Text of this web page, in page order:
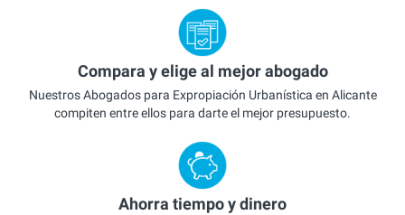
Compara y elige al mejor abogado
Nuestros Abogados para Expropiación Urbanística en Alicante
compiten entre ellos para darte el mejor presupuesto.
Ahorra tiempo y dinero